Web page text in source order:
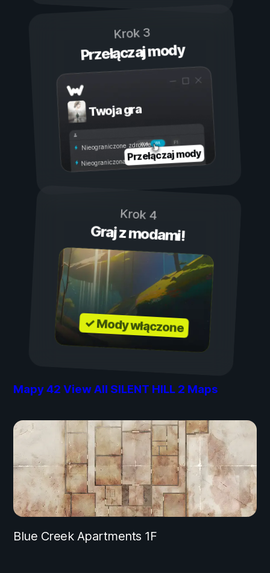
Krok 3
Przełączaj mody
Twoja gra
Wł.
Wył.
Nieograniczone zdrowie
Nieograniczona wytrzymałość
Przełączaj mody
Krok 4
Graj z modami!
✓ Mody włączone
Mapy42 View All SILENT HILL 2 Maps
Blue Creek Apartments 1F